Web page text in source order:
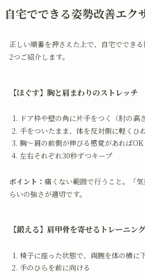
自宅でできる姿勢改善エク
正しい順番を押さえた上で、自宅ででき
2つご紹介します。
【ほぐす】胸と肩まわりのストレッチ
ドア枠や壁の角に片手をつく（肘の高
手をついたまま、体を反対側に軽くひ
胸〜肩の前側が伸びる感覚があればOK
左右それぞれ30秒ずつキープ
ポイント： 痛くない範囲で行うこと。「
らいの強さが適切です。
【鍛える】肩甲骨を寄せるトレーニング
椅子に座った状態で、両腕を体の横に
手のひらを前に向ける